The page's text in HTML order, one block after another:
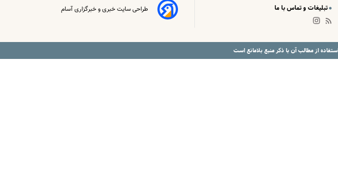
تبلیغات و تماس با ما
طراحی سایت خبری و خبرگزاری آسام
از مطالب آن با ذکر منبع بلامانع است